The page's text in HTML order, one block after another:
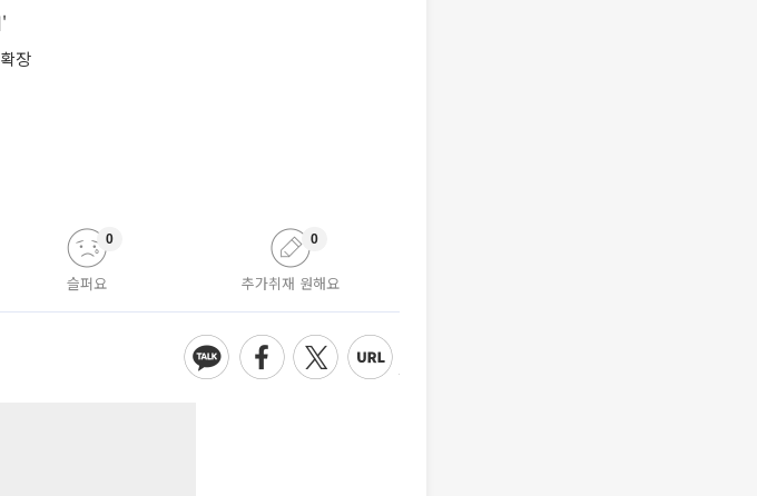
'
장
슬퍼요
0
추가취재 원해요
0